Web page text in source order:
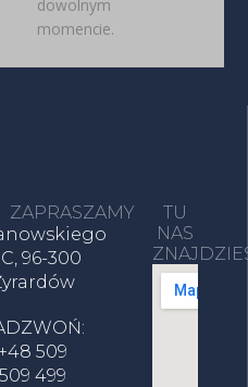
dowolnym
momencie.
ZAPRASZAMY
96-300
+48 509
509 499
TU
NAS